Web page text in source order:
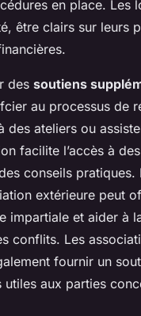
en place. Les
être clairs sur leurs
des soutiens
au processus de
des ateliers ou
facilite l’accès à
conseils
extérieure peut
impartiale et aider à
conflits. Les
fournir un
utiles aux parties